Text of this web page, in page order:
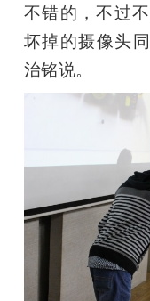
不错的，不过
坏掉的摄像头
治铭说。